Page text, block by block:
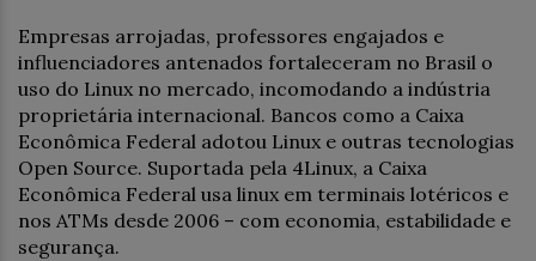
Empresas arrojadas, professores engajados e
influenciadores antenados fortaleceram no Brasil o
uso do Linux no mercado, incomodando a indústria
proprietária internacional. Bancos como a Caixa
Econômica Federal adotou Linux e outras tecnologias
Open Source. Suportada pela 4Linux, a Caixa
Econômica Federal usa linux em terminais lotéricos e
nos ATMs desde 2006 – com economia, estabilidade e
segurança.